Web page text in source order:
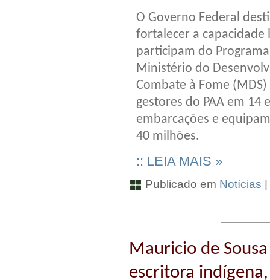
O Governo Federal
fortalecer a capacidade
participam do
Ministério do
Combate à Fome
gestores do PAA em 14
embarcações e
40 milhões.
:: LEIA MAIS »
Publicado em Notícias |
Mauricio de
escritora